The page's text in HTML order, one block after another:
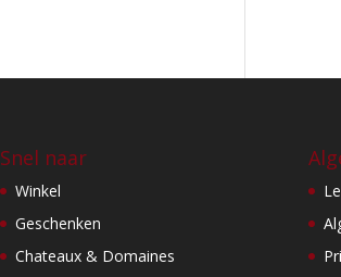
Snel naar
Winkel
Geschenken
Chateaux & Domaines